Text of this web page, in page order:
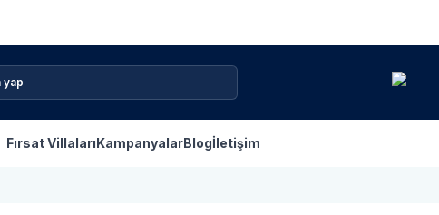
Fırsat VillalarıKampanyalarBlogİletişim